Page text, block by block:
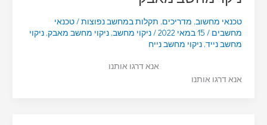
טכנאי מחשוב, מדריכים, תקלות במחשב נפוצות/טכנאי
מחשבים / 15 במאי 2022 /ניקוי מחשב, ניקוי מחשב מאבק, ניקוי
מחשב נייד, ניקוי מחשב נייח
אנא דרגו אותנו
אנא דרגו אותנו